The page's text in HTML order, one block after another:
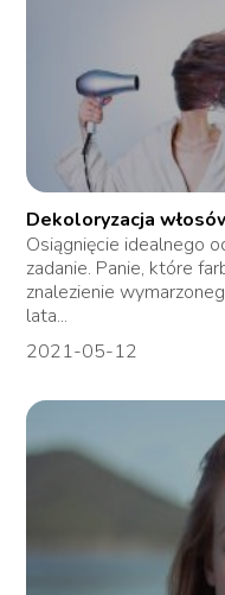
Dekoloryzacja
Osiągnięcie idealnego
zadanie. Panie, które
znalezienie
lata...
2021-05-12